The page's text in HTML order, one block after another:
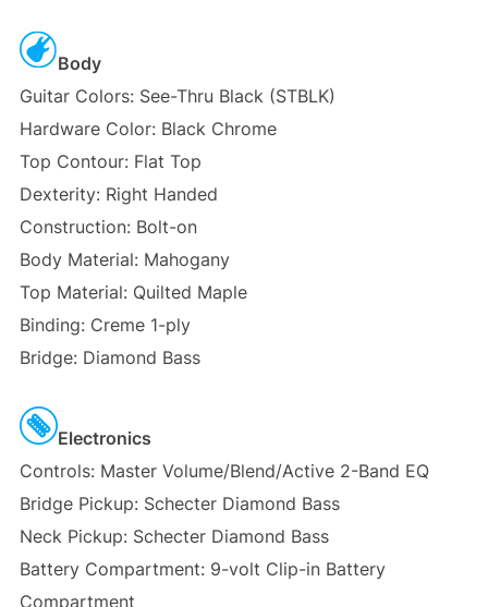
Body
Guitar Colors: See-Thru Black (STBLK)
Hardware Color: Black Chrome
Top Contour: Flat Top
Dexterity: Right Handed
Construction: Bolt-on
Body Material: Mahogany
Top Material: Quilted Maple
Binding: Creme 1-ply
Bridge: Diamond Bass
Electronics
Controls: Master Volume/Blend/Active 2-Band EQ
Bridge Pickup: Schecter Diamond Bass
Neck Pickup: Schecter Diamond Bass
Battery Compartment: 9-volt Clip-in Battery
Compartment